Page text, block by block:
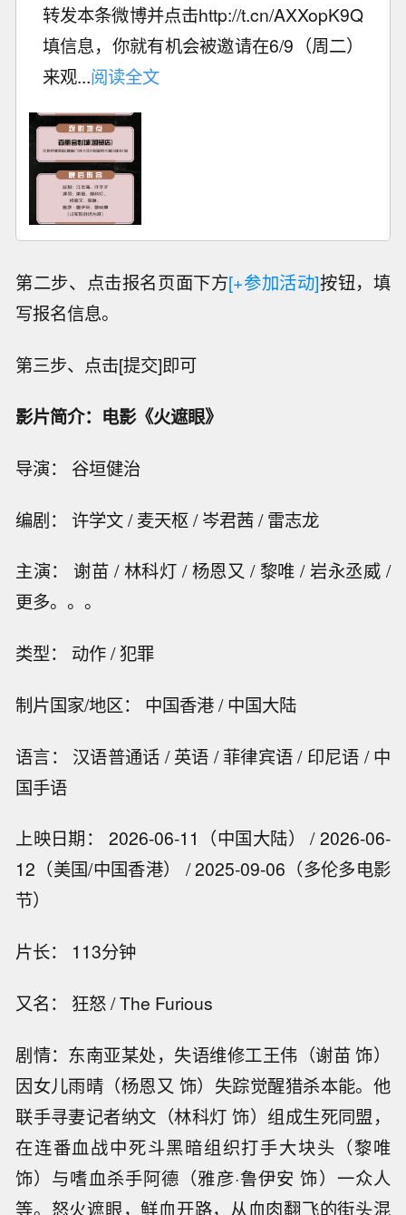
转发本条微博并点击http://t.cn/AXXopK9Q
填信息，你就有机会被邀请在6/9（周二）
来观...阅读全文
第二步、点击报名页面下方[+参加活动]按钮，填
写报名信息。
第三步、点击[提交]即可
影片简介：电影《火遮眼》
导演： 谷垣健治
编剧： 许学文 / 麦天枢 / 岑君茜 / 雷志龙
主演： 谢苗 / 林科灯 / 杨恩又 / 黎唯 / 岩永丞威 /
更多。。。
类型： 动作 / 犯罪
制片国家/地区： 中国香港 / 中国大陆
语言： 汉语普通话 / 英语 / 菲律宾语 / 印尼语 / 中
国手语
上映日期： 2026-06-11（中国大陆） / 2026-06-
12（美国/中国香港） / 2025-09-06（多伦多电影
节）
片长： 113分钟
又名： 狂怒 / The Furious
剧情：东南亚某处，失语维修工王伟（谢苗 饰）
因女儿雨晴（杨恩又 饰）失踪觉醒猎杀本能。他
联手寻妻记者纳文（林科灯 饰）组成生死同盟，
在连番血战中死斗黑暗组织打手大块头（黎唯
饰）与嗜血杀手阿德（雅彦·鲁伊安 饰）一众人
等。怒火遮眼，鲜血开路，从血肉翻飞的街头混